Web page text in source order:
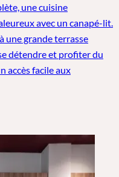
une cuisine
avec un canapé-lit.
une grande terrasse
détendre et profiter du
accès facile aux